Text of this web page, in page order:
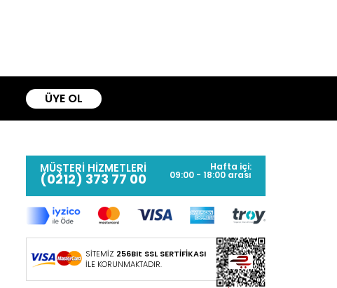
ÜYE OL
MÜŞTERİ HİZMETLERİ
(0212) 373 77 00
Hafta içi:
09:00 - 18:00 arası
SİTEMİZ 256Bit SSL SERTİFİKASI
İLE KORUNMAKTADIR.